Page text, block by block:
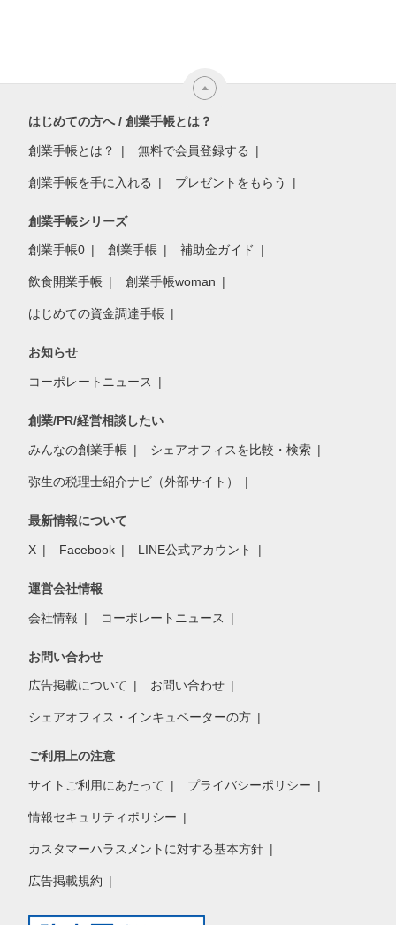
はじめての方へ / 創業手帳とは？
創業手帳とは？ 無料で会員登録する
創業手帳を手に入れる プレゼントをもらう
創業手帳シリーズ
創業手帳0 創業手帳 補助金ガイド
飲食開業手帳 創業手帳woman
はじめての資金調達手帳
お知らせ
コーポレートニュース
創業/PR/経営相談したい
みんなの創業手帳 シェアオフィスを比較・検索
弥生の税理士紹介ナビ（外部サイト）
最新情報について
X Facebook LINE公式アカウント
運営会社情報
会社情報 コーポレートニュース
お問い合わせ
広告掲載について お問い合わせ
シェアオフィス・インキュベーターの方
ご利用上の注意
サイトご利用にあたって プライバシーポリシー
情報セキュリティポリシー
カスタマーハラスメントに対する基本方針
広告掲載規約